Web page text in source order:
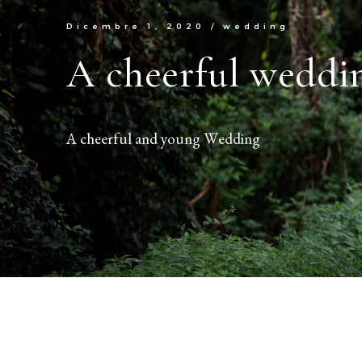
Dicembre 1, 2020 /wedding
A cheerful
A cheerful and young Wedding